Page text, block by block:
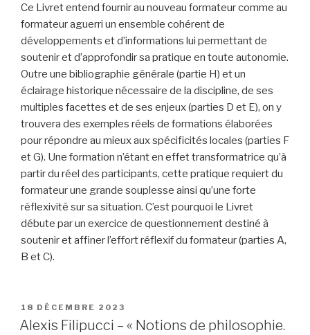
Ce Livret entend fournir au nouveau formateur comme au
formateur aguerri un ensemble cohérent de
développements et d’informations lui permettant de
soutenir et d’approfondir sa pratique en toute autonomie.
Outre une bibliographie générale (partie H) et un
éclairage historique nécessaire de la discipline, de ses
multiples facettes et de ses enjeux (parties D et E), on y
trouvera des exemples réels de formations élaborées
pour répondre au mieux aux spécificités locales (parties F
et G). Une formation n’étant en effet transformatrice qu’à
partir du réel des participants, cette pratique requiert du
formateur une grande souplesse ainsi qu’une forte
réflexivité sur sa situation. C’est pourquoi le Livret
débute par un exercice de questionnement destiné à
soutenir et affiner l’effort réflexif du formateur (parties A,
B et C).
PUBLIÉ
LE
18 DÉCEMBRE 2023
Alexis Filipucci – « Notions de philosophie.